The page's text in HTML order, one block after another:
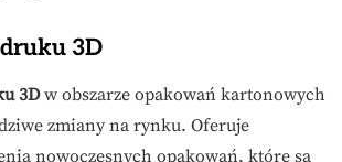
3D
3Dw obszarze opakowań kartonowych
zmiany na rynku. Oferuje
nowoczesnych opakowań, które są